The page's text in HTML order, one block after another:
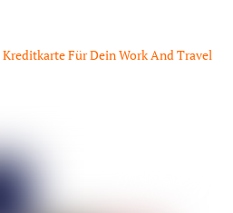
Kreditkarte Für Dein Work And Travel